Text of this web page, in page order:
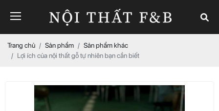
Trang chủ Sản phẩm
Sản phẩm khác
Lợi ích của nội thất gỗ tự nhiên bạn cần biết